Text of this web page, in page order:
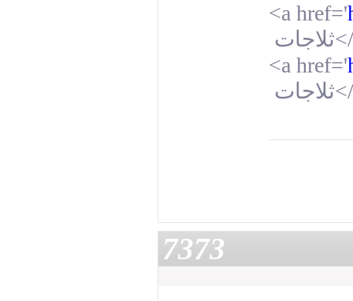
<a href='
ثلاجات
<a href='
ثلاجات
7373